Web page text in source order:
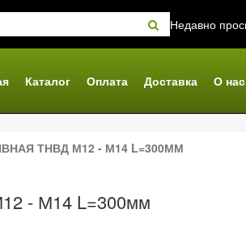
Недавно
Каталог Оплата Доставка О нас
ТНВД М12 - М14 L=300ММ
- М14 L=300мм